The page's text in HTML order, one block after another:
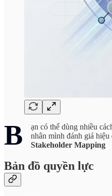
B
ạn có thể dùng nhiều
nhân mình đánh giá
Stakeholder Mapping
Bản đồ quyền lực